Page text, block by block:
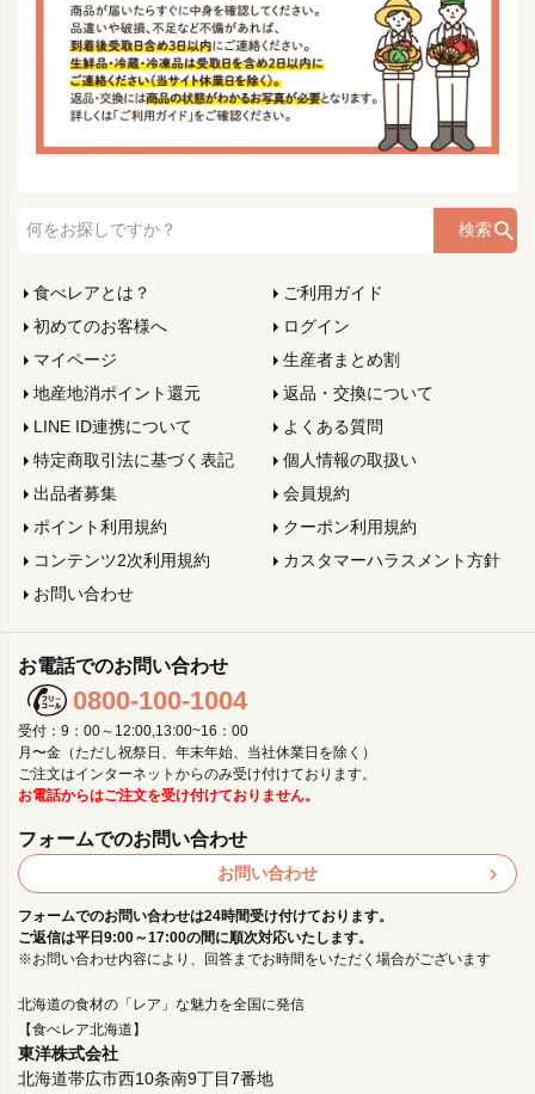
検索
食べレアとは？
ご利用ガイド
初めてのお客様へ
ログイン
マイページ
生産者まとめ割
地産地消ポイント還元
返品・交換について
LINE ID連携について
よくある質問
特定商取引法に基づく表記
個人情報の取扱い
出品者募集
会員規約
ポイント利用規約
クーポン利用規約
コンテンツ2次利用規約
カスタマーハラスメント方針
お問い合わせ
北海道の食材の「レア」な魅力を全国に発信
【食べレア北海道】
東洋株式会社
北海道帯広市西10条南9丁目7番地
お電話でのお問い合わせ
0800-100-1004
受付：9：00～12:00,13:00~16：00
月〜金（ただし祝祭日、年末年始、当社休業日を除く）
ご注文はインターネットからのみ受け付けております。
お電話からはご注文を受け付けておりません。
フォームでのお問い合わせ
お問い合わせ
フォームでのお問い合わせは24時間受け付けております。
ご返信は平日9:00～17:00の間に順次対応いたします。
※お問い合わせ内容により、回答までお時間をいただく場合がございます